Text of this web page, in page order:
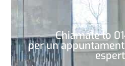
Chiamate lo
per un